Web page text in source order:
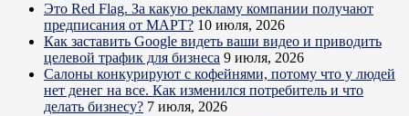
Это Red Flag. За какую рекламу компании получают
предписания от МАРТ? 10 июля, 2026
Как заставить Google видеть ваши видео и приводить
целевой трафик для бизнеса 9 июля, 2026
Салоны конкурируют с кофейнями, потому что у людей
нет денег на все. Как изменился потребитель и что
делать бизнесу? 7 июля, 2026